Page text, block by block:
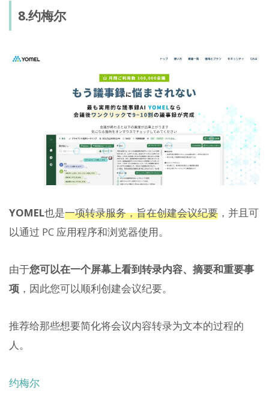
8.约梅尔
YOMEL也是一项转录服务，旨在创建会议纪要 ，并且可
以通过 PC 应用程序和浏览器使用。
由于您可以在一个屏幕上看到转录内容、摘要和重要事
项 ，因此您可以顺利创建会议纪要。
推荐给那些想要简化将会议内容转录为文本的过程的
人。
约梅尔